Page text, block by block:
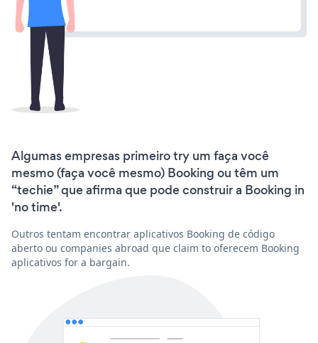
Algumas empresas primeiro try um faça você
mesmo (faça você mesmo) Booking ou têm um
“techie” que afirma que pode construir a Booking in
'no time'.
Outros tentam encontrar aplicativos Booking de código
aberto ou companies abroad que claim to oferecem Booking
aplicativos for a bargain.